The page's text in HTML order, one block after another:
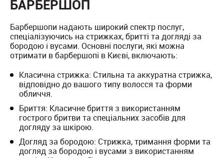
БАРБЕРШОП
Барбершопи надають широкий спектр послуг,
спеціалізуючись на стрижках, бритті та догляді за
бородою і вусами. Основні послуги, які можна
отримати в барбершопі в Києві, включають:
Класична стрижка: Стильна та аккуратна стрижка,
відповідно до вашого типу волосся та форми
обличчя.
Бриття: Класичне бриття з використанням
гострого бритви та спеціальних засобів для
догляду за шкірою.
Догляд за бородою: Стрижка, тримання форми та
догляд за бородою і вусами з використанням